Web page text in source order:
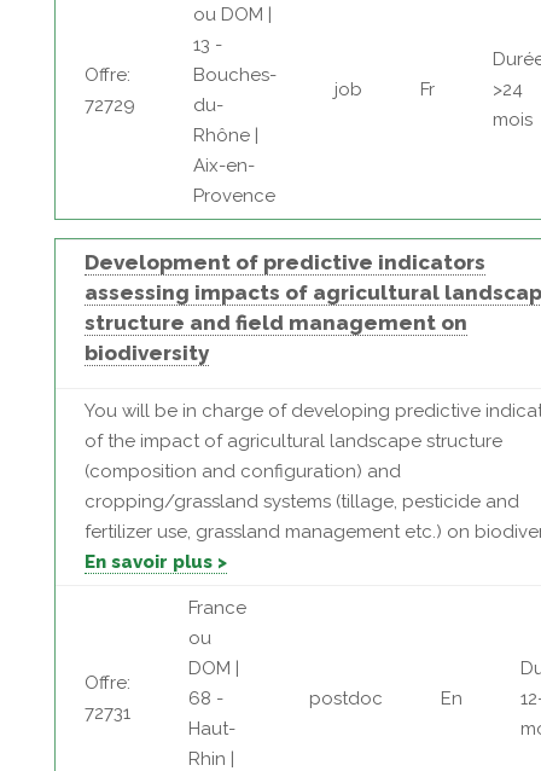
Offre:
72729
ou DOM |
13 -
Bouches-
du-
Rhône |
Aix-en-
Provence
job Fr
>24
mois
Development of predictive indicators
assessing impacts of agricultural
structure and field management on
biodiversity
You will be in charge of developing predictive
of the impact of agricultural landscape structure
(composition and configuration) and
cropping/grassland systems (tillage, pesticide and
fertilizer use, grassland management etc.) on
En savoir plus >
Offre:
72731
France
ou
DOM |
68 -
Haut-
Rhin |
postdoc En